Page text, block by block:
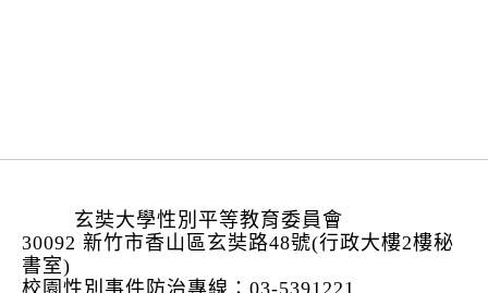
玄奘大學性別平等教育委員會
30092 新竹市香山區玄奘路48號(行政大樓2樓秘
書室)
校園性別事件防治專線：03-5391221